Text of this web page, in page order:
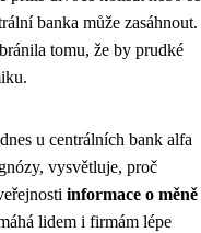
banka může zasáhnout.
tomu, že by prudké
u centrálních bank alfa
vysvětluje, proč
informace o měně
lidem i firmám lépe